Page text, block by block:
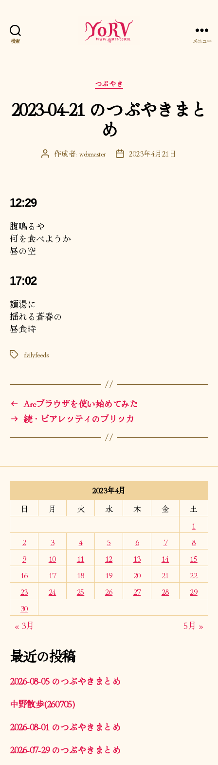
検索 メニュー
カ
テ
ゴ
リ
ー
つぶやき
2023-04-21 のつぶやきまと
め
投 作成者: webmaster
投 2023年4月21日
12:29
腹鳴るや
何を食べようか
昼の空
17:02
麺湯に
揺れる蒼春の
昼食時
タ
dailyfeeds
← Arcブラウザを使い始めてみた
→ 続・ビアレッティのブリッカ
2023年4月
日
月 火 水 木 金
土
1
2
3 4 5 6 7
8
9
10 11 12 13 14
15
16
17 18 19 20 21
22
23
24 25 26 27 28
29
30
« 3月 5月 »
最近の投稿
2026-08-05 のつぶやきまとめ
中野散歩(260705)
2026-08-01 のつぶやきまとめ
2026-07-29 のつぶやきまとめ